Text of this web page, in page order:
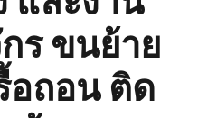
ร ขนย้าย
อถอน ติด